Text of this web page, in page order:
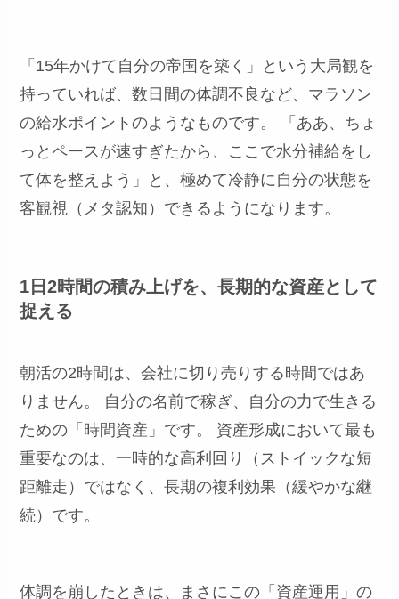
「15年かけて自分の帝国を築く」という大局観を
持っていれば、数日間の体調不良など、マラソン
の給水ポイントのようなものです。 「ああ、ちょ
っとペースが速すぎたから、ここで水分補給をし
て体を整えよう」と、極めて冷静に自分の状態を
客観視（メタ認知）できるようになります。
1日2時間の積み上げを、長期的な資産として
捉える
朝活の2時間は、会社に切り売りする時間ではあ
りません。 自分の名前で稼ぎ、自分の力で生きる
ための「時間資産」です。 資産形成において最も
重要なのは、一時的な高利回り（ストイックな短
距離走）ではなく、長期の複利効果（緩やかな継
続）です。
体調を崩したときは、まさにこの「資産運用」の